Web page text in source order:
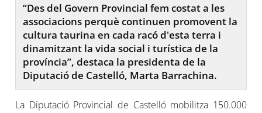
“Des del Govern Provincial fem costat a les
associacions perquè continuen promovent la
cultura taurina en cada racó d'esta terra i
dinamitzant la vida social i turística de la
província”, destaca la presidenta de la
Diputació de Castelló, Marta Barrachina.
La Diputació Provincial de Castelló mobilitza 150.000